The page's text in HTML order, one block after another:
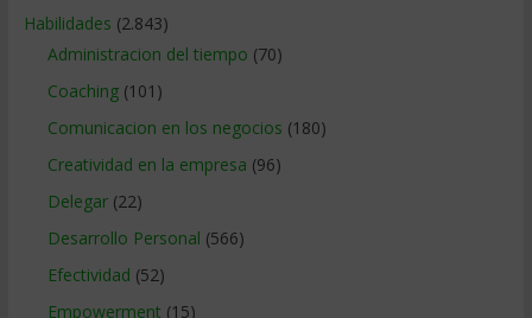
Habilidades (2.843)
Administracion del tiempo (70)
Coaching(101)
Comunicacion en los negocios (180)
Creatividad en la empresa (96)
Delegar(22)
Desarrollo Personal (566)
Efectividad (52)
Empowerment (15)